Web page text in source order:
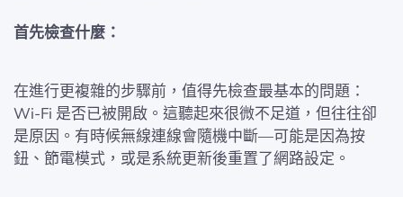
首先檢查什麼：
在進行更複雜的步驟前，值得先檢查最基本的問題：
Wi-Fi 是否已被開啟。這聽起來很微不足道，但往往卻
是原因。有時候無線連線會隨機中斷—可能是因為按
鈕、節電模式，或是系統更新後重置了網路設定。